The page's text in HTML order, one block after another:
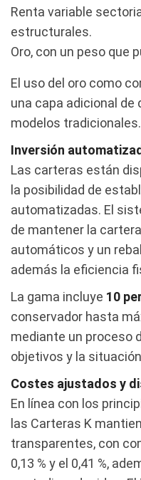
Renta variable
estructurales.
Oro, con un peso que
El uso del oro como
una capa adicional
modelos tradicionales.
Inversión
Las carteras están
la posibilidad de
automatizadas. El
de mantener la
automáticos y un
además la eficiencia
La gama incluye 10
conservador hasta
mediante un proceso
objetivos y la
Costes ajustados y
En línea con los
las Carteras K
transparentes, con
0,13 % y el 0,41 %,